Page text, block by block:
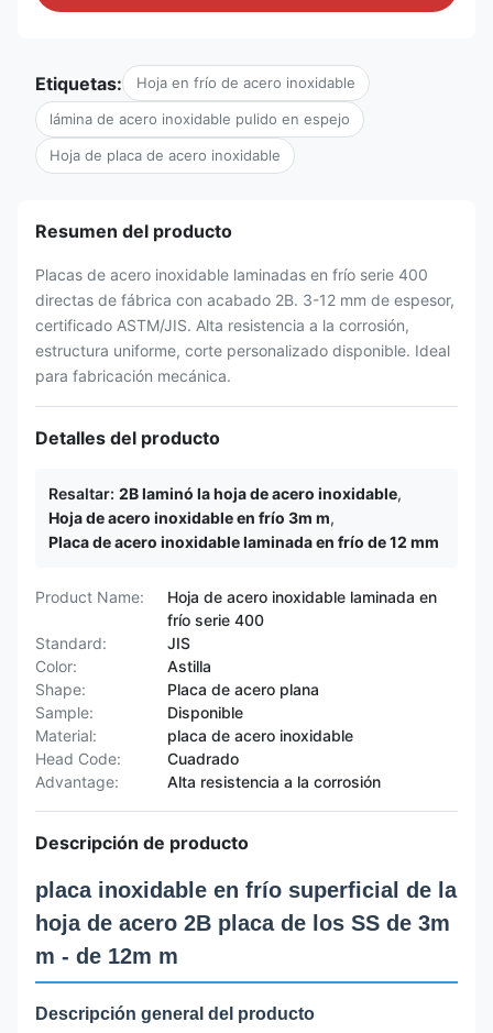
Etiquetas: Hoja en frío de acero inoxidable
lámina de acero inoxidable pulido en espejo
Hoja de placa de acero inoxidable
Resumen del producto
Placas de acero inoxidable laminadas en frío serie 400
directas de fábrica con acabado 2B. 3-12 mm de espesor,
certificado ASTM/JIS. Alta resistencia a la corrosión,
estructura uniforme, corte personalizado disponible. Ideal
para fabricación mecánica.
Detalles del producto
Resaltar: 2B laminó la hoja de acero inoxidable,
Hoja de acero inoxidable en frío 3m m,
Placa de acero inoxidable laminada en frío de 12 mm
Product Name:
Hoja de acero inoxidable laminada en
frío serie 400
Standard:
JIS
Color:
Astilla
Shape:
Placa de acero plana
Sample:
Disponible
Material:
placa de acero inoxidable
Head Code:
Cuadrado
Advantage:
Alta resistencia a la corrosión
Descripción de producto
placa inoxidable en frío superficial de la
hoja de acero 2B placa de los SS de 3m
m - de 12m m
Descripción general del producto